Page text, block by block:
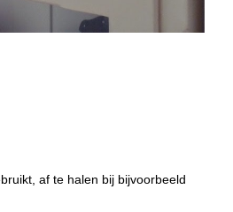
af te halen bij bijvoorbeeld